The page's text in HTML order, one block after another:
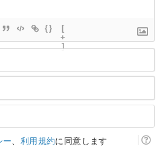
{}
[
+
]
名
ア
ー
ー、 利用規約に同意します